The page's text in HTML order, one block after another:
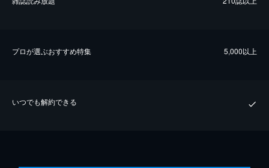
プロが選ぶおすすめ特集 5,000以上
いつでも解約できる